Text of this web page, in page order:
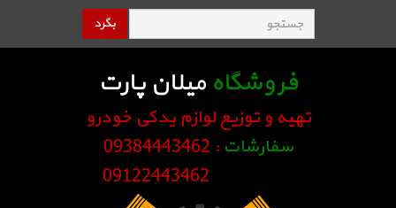
بگرد
فروشگاه میلان پارت
تهیه و توزیع لوازم یدکی خودرو
سفارشات : 09384443462